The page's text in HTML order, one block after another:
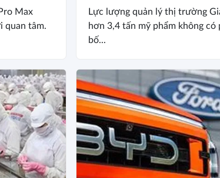
Max
quan tâm.
Lực lượng quản lý thị trường
hơn 3,4 tấn mỹ phẩm không có
bố...